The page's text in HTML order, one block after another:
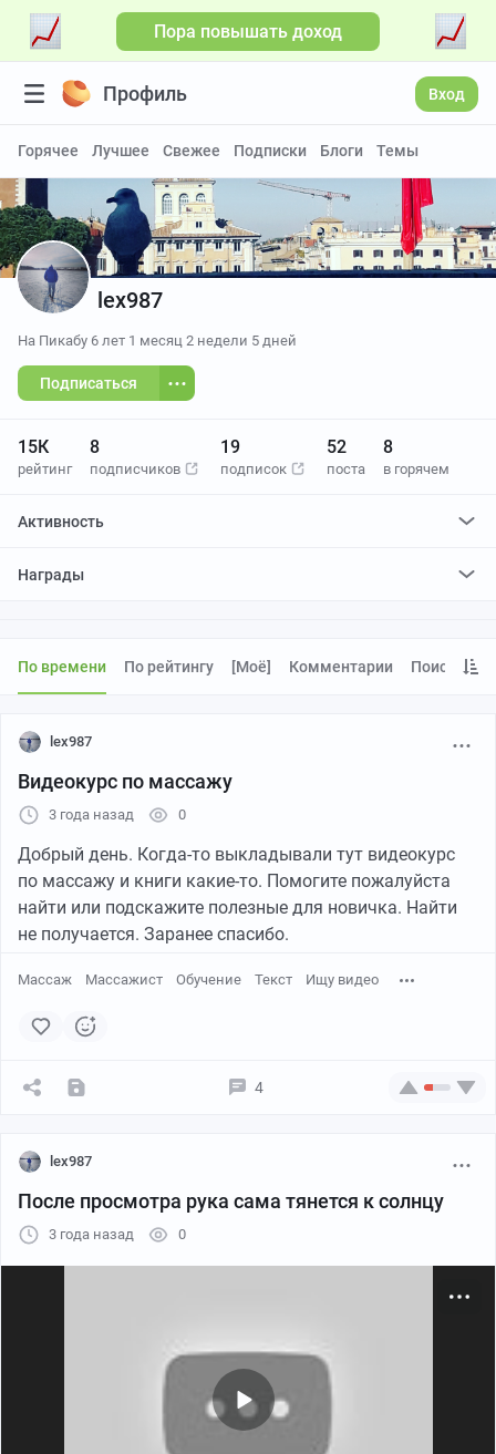
Пора повышать доход
Профиль Вход
Горячее Лучшее Свежее Подписки Блоги Темы
lex987
На Пикабу 6 лет 1 месяц 2 недели 5 дней
Подписаться
15К
рейтинг
8
подписчиков
19
подписок
52
поста
8
в горячем
Активность
отредактировал
Награды
По времени По рейтингу [моё] Комментарии Поиск
lex987
Видеокурс по массажу
3 года назад 0
Добрый день. Когда-то выкладывали тут видеокурс
по массажу и книги какие-то. Помогите пожалуйста
найти или подскажите полезные для новичка. Найти
не получается. Заранее спасибо.
Массаж Массажист Обучение Текст Ищу видео
4
lex987
После просмотра рука сама тянется к солнцу
3 года назад 0
Больше видео